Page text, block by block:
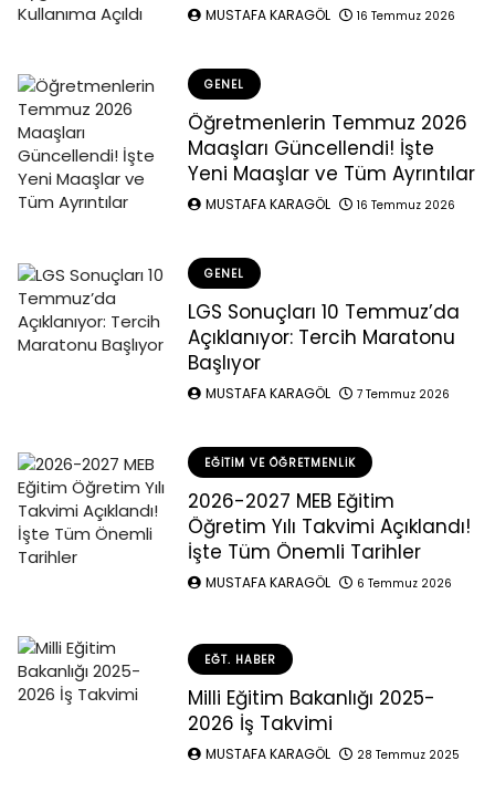
MUSTAFA KARAGÖL 16 Temmuz 2026
GENEL
Öğretmenlerin Temmuz 2026
Maaşları Güncellendi! İşte
Yeni Maaşlar ve Tüm Ayrıntılar
MUSTAFA KARAGÖL 16 Temmuz 2026
GENEL
LGS Sonuçları 10 Temmuz’da
Açıklanıyor: Tercih Maratonu
Başlıyor
MUSTAFA KARAGÖL 7 Temmuz 2026
EĞITIM VE ÖĞRETMENLIK
2026-2027 MEB Eğitim
Öğretim Yılı Takvimi Açıklandı!
İşte Tüm Önemli Tarihler
MUSTAFA KARAGÖL 6 Temmuz 2026
EĞT. HABER
Milli Eğitim Bakanlığı 2025-
2026 İş Takvimi
MUSTAFA KARAGÖL 28 Temmuz 2025